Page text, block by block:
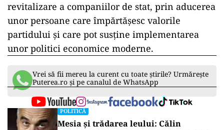
revitalizare a companiilor de stat, prin aducerea
unor persoane care împărtășesc valorile
partidului și care pot susține implementarea
unor politici economice moderne.
Vrei să fii mereu la curent cu toate știrile? Urmărește
Puterea.ro și pe canalul de WhatsApp
POLITICĂ
Mesia și trădarea leului: Călin